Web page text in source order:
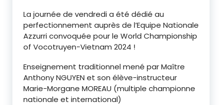
La journée de vendredi a été dédié au
perfectionnement auprès de l’Equipe Nationale
Azzurri convoquée pour le World Championship
of Vocotruyen-Vietnam 2024 !
Enseignement traditionnel mené par Maître
Anthony NGUYEN et son élève-instructeur
Marie-Morgane MOREAU (multiple championne
nationale et international)